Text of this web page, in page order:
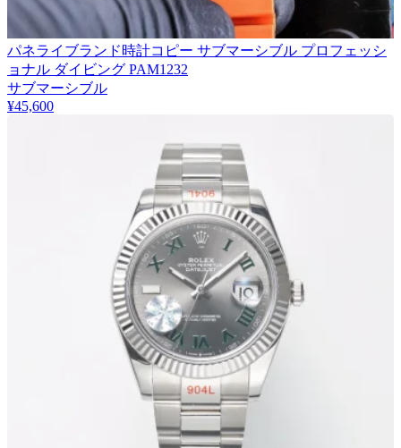
パネライブランド時計コピー サブマーシブル プロフェッシ
ョナル ダイビング PAM1232
サブマーシブル
¥45,600